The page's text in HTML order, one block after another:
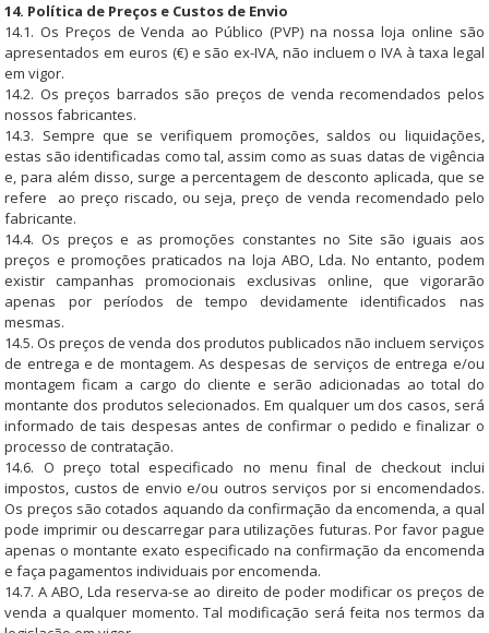
14. Política de Preços e Custos de Envio
14.1. Os Preços de Venda ao Público (PVP) na nossa loja online são
apresentados em euros (€) e são ex-IVA, não incluem o IVA à taxa legal
em vigor.
14.2. Os preços barrados são preços de venda recomendados pelos
nossos fabricantes.
14.3. Sempre que se verifiquem promoções, saldos ou liquidações,
estas são identificadas como tal, assim como as suas datas de vigência
e, para além disso, surge a percentagem de desconto aplicada, que se
refere ao preço riscado, ou seja, preço de venda recomendado pelo
fabricante.
14.4. Os preços e as promoções constantes no Site são iguais aos
preços e promoções praticados na loja ABO, Lda. No entanto, podem
existir campanhas promocionais exclusivas online, que vigorarão
apenas por períodos de tempo devidamente identificados nas
mesmas.
14.5. Os preços de venda dos produtos publicados não incluem serviços
de entrega e de montagem. As despesas de serviços de entrega e/ou
montagem ficam a cargo do cliente e serão adicionadas ao total do
montante dos produtos selecionados. Em qualquer um dos casos, será
informado de tais despesas antes de confirmar o pedido e finalizar o
processo de contratação.
14.6. O preço total especificado no menu final de checkout inclui
impostos, custos de envio e/ou outros serviços por si encomendados.
Os preços são cotados aquando da confirmação da encomenda, a qual
pode imprimir ou descarregar para utilizações futuras. Por favor pague
apenas o montante exato especificado na confirmação da encomenda
e faça pagamentos individuais por encomenda.
14.7. A ABO, Lda reserva-se ao direito de poder modificar os preços de
venda a qualquer momento. Tal modificação será feita nos termos da